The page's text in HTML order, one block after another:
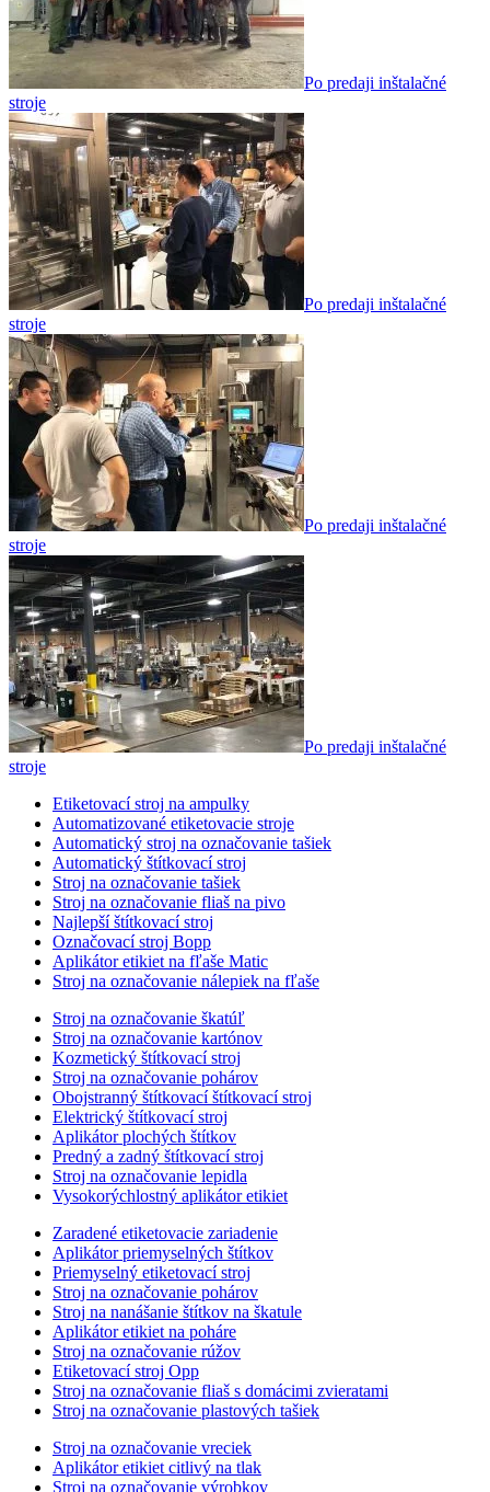
Po predaji inštalačné
stroje
Po predaji inštalačné
stroje
Po predaji inštalačné
stroje
Po predaji inštalačné
stroje
Etiketovací stroj na ampulky
Automatizované etiketovacie stroje
Automatický stroj na označovanie tašiek
Automatický štítkovací stroj
Stroj na označovanie tašiek
Stroj na označovanie fliaš na pivo
Najlepší štítkovací stroj
Označovací stroj Bopp
Aplikátor etikiet na fľaše Matic
Stroj na označovanie nálepiek na fľaše
Stroj na označovanie škatúľ
Stroj na označovanie kartónov
Kozmetický štítkovací stroj
Stroj na označovanie pohárov
Obojstranný štítkovací štítkovací stroj
Elektrický štítkovací stroj
Aplikátor plochých štítkov
Predný a zadný štítkovací stroj
Stroj na označovanie lepidla
Vysokorýchlostný aplikátor etikiet
Zaradené etiketovacie zariadenie
Aplikátor priemyselných štítkov
Priemyselný etiketovací stroj
Stroj na označovanie pohárov
Stroj na nanášanie štítkov na škatule
Aplikátor etikiet na poháre
Stroj na označovanie rúžov
Etiketovací stroj Opp
Stroj na označovanie fliaš s domácimi zvieratami
Stroj na označovanie plastových tašiek
Stroj na označovanie vreciek
Aplikátor etikiet citlivý na tlak
Stroj na označovanie výrobkov